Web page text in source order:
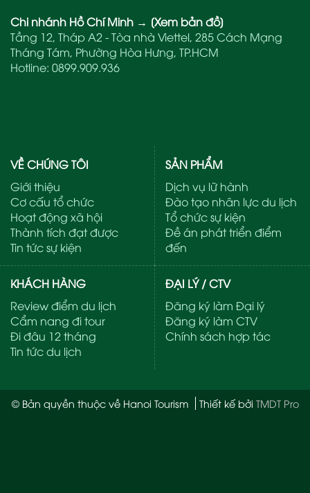
Chi nhánh Hồ Chí Minh → [Xem bản đồ]
Tầng 12, Tháp A2 - Tòa nhà Viettel, 285 Cách Mạng
Tháng Tám, Phường Hòa Hưng, TP.HCM
Hotline: 0899.909.936
VỀ CHÚNG TÔI
Giới thiệu
Cơ cấu tổ chức
Hoạt động xã hội
Thành tích đạt được
Tin tức sự kiện
SẢN PHẨM
Dịch vụ lữ hành
Đào tạo nhân lực du lịch
Tổ chức sự kiện
Đề án phát triển điểm
đến
KHÁCH HÀNG
Review điểm du lịch
Cẩm nang đi tour
Đi đâu 12 tháng
Tin tức du lịch
ĐẠI LÝ / CTV
Đăng ký làm Đại lý
Đăng ký làm CTV
Chính sách hợp tác
© Bản quyền thuộc về Hanoi Tourism Thiết kế bởi TMDT Pro